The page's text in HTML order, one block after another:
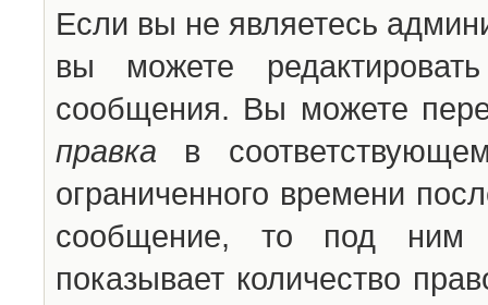
Если вы не являетесь
вы можете
сообщения. Вы можете
правка в
ограниченного времени
сообщение, то под ним
показывает количество